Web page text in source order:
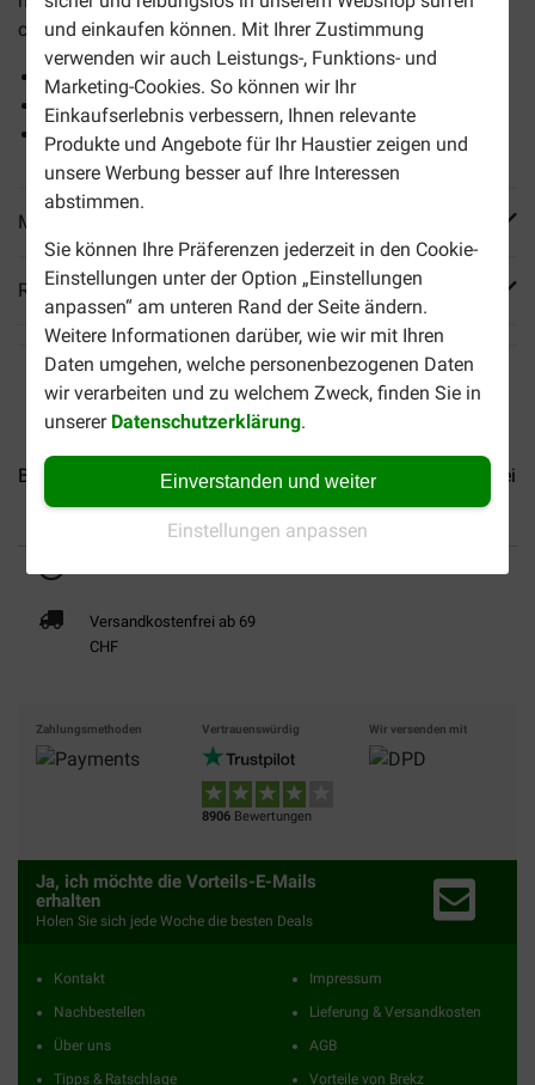
und einkaufen können. Mit Ihrer Zustimmung
verwenden wir auch Leistungs-, Funktions- und
Marketing-Cookies. So können wir Ihr
Einkaufserlebnis verbessern, Ihnen relevante
Produkte und Angebote für Ihr Haustier zeigen und
unsere Werbung besser auf Ihre Interessen
abstimmen.
Sie können Ihre Präferenzen jederzeit in den Cookie-
Einstellungen unter der Option „Einstellungen
anpassen“ am unteren Rand der Seite ändern.
Weitere Informationen darüber, wie wir mit Ihren
Daten umgehen, welche personenbezogenen Daten
wir verarbeiten und zu welchem Zweck, finden Sie in
unserer Datenschutzerklärung.
Einverstanden und weiter
Einstellungen anpassen
cm lang.
Unterstützt die Zähne
Hergestellt aus getrockneter Rinderhaut
Ohne chemische Zusätze
Mehr Produktinfos
Reviews
Brekz Snacks - Schweinedarm... Brekz Snacks -
Versandkostenfrei ab 69
CHF
Zahlungsmethoden Vertrauenswürdig
8906 Bewertungen
Wir versenden mit
Ja, ich möchte die Vorteils-E-Mails
erhalten
Holen Sie sich jede Woche die besten Deals
Kontakt
Nachbestellen
Über uns
Tipps & Ratschlage
Impressum
Lieferung & Versandkosten
AGB
Vorteile von Brekz